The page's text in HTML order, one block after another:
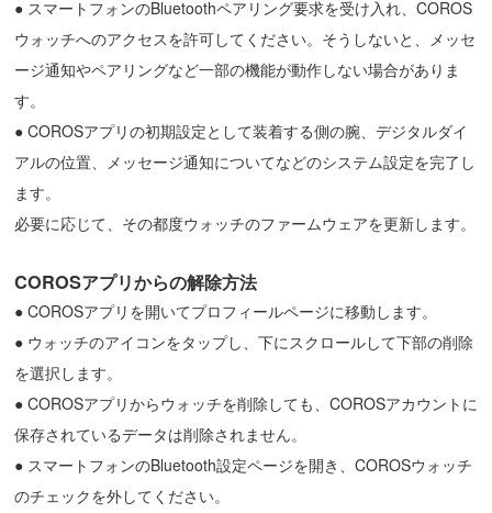
● スマートフォンのBluetoothペアリング要求を受け入れ、COROS
ウォッチへのアクセスを許可してください。そうしないと、メッセ
ージ通知やペアリングなど一部の機能が動作しない場合がありま
す。
● COROSアプリの初期設定として装着する側の腕、デジタルダイ
アルの位置、メッセージ通知についてなどのシステム設定を完了し
ます。
必要に応じて、その都度ウォッチのファームウェアを更新します。
COROSアプリからの解除方法
● COROSアプリを開いてプロフィールページに移動します。
● ウォッチのアイコンをタップし、下にスクロールして下部の削除
を選択します。
● COROSアプリからウォッチを削除しても、COROSアカウントに
保存されているデータは削除されません。
● スマートフォンのBluetooth設定ページを開き、COROSウォッチ
のチェックを外してください。